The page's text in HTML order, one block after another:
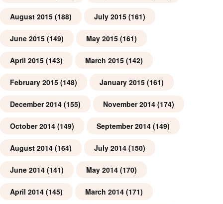
August 2015 (188) July 2015 (161)
June 2015 (149) May 2015 (161)
April 2015 (143) March 2015 (142)
February 2015 (148) January 2015 (161)
December 2014 (155) November 2014 (174)
October 2014 (149) September 2014 (149)
August 2014 (164) July 2014 (150)
June 2014 (141) May 2014 (170)
April 2014 (145) March 2014 (171)